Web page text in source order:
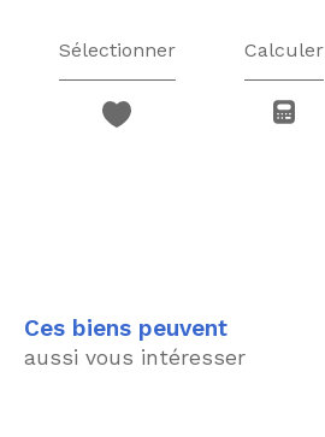
Sélectionner Calculer
Ces biens peuvent
aussi vous intéresser